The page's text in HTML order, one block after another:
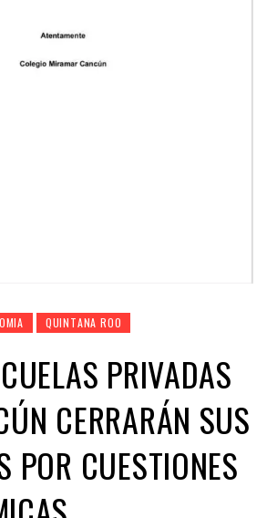
QUINTANA ROO
PRIVADAS
CERRARÁN SUS
POR CUESTIONES